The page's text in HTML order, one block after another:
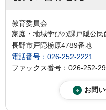
教育委員会
家庭・地域学びの課戸隠公民
長野市戸隠栃原4789番地
電話番号：026-252-2221
ファックス番号：026-252-